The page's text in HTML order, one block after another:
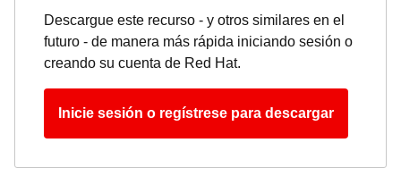
Descargue este recurso - y otros similares en el
futuro - de manera más rápida iniciando sesión o
creando su cuenta de Red Hat.
Inicie sesión o regístrese para descargar